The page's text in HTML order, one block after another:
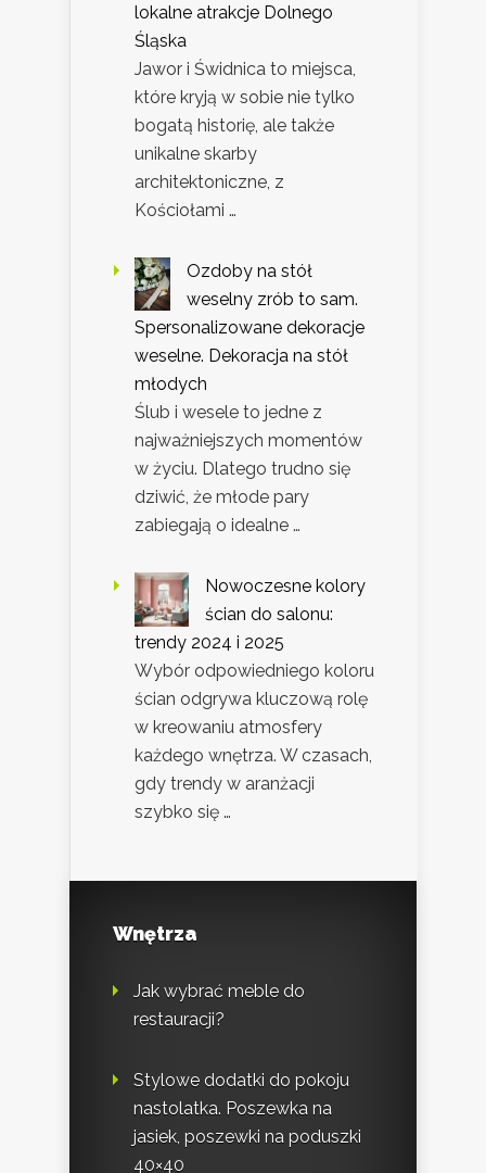
lokalne atrakcje Dolnego
Śląska
Jawor i Świdnica to miejsca,
które kryją w sobie nie tylko
bogatą historię, ale także
unikalne skarby
architektoniczne, z
Kościołami …
Ozdoby na stół
weselny zrób to sam.
Spersonalizowane dekoracje
weselne. Dekoracja na stół
młodych
Ślub i wesele to jedne z
najważniejszych momentów
w życiu. Dlatego trudno się
dziwić, że młode pary
zabiegają o idealne …
Nowoczesne kolory
ścian do salonu:
trendy 2024 i 2025
Wybór odpowiedniego koloru
ścian odgrywa kluczową rolę
w kreowaniu atmosfery
każdego wnętrza. W czasach,
gdy trendy w aranżacji
szybko się …
Wnętrza
Jak wybrać meble do
restauracji?
Stylowe dodatki do pokoju
nastolatka. Poszewka na
jasiek, poszewki na poduszki
40×40